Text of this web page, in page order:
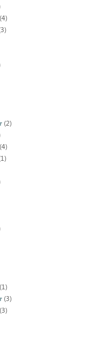
(2)
(3)